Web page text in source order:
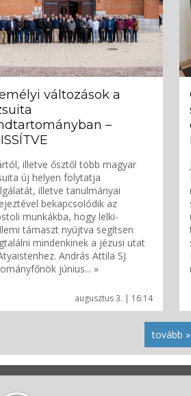
augusztus 3. | 16:14
változások a
–
illetve ősztől több magyar
új helyen folytatja
illetve tanulmányai
bekapcsolódik az
munkákba, hogy lelki-
támaszt nyújtva segítsen
mindenkinek a jézusi utat
András Attila SJ
június... »
tovább »